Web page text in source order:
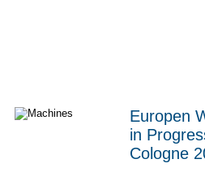
Kinder des
Krieges
100.000 -
ALLES,
ICH NIE
WOLLTE
Europen
in
Cologne